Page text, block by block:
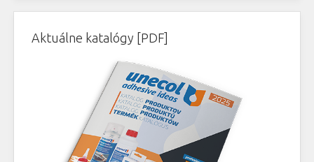
Aktuálne katalógy [PDF]